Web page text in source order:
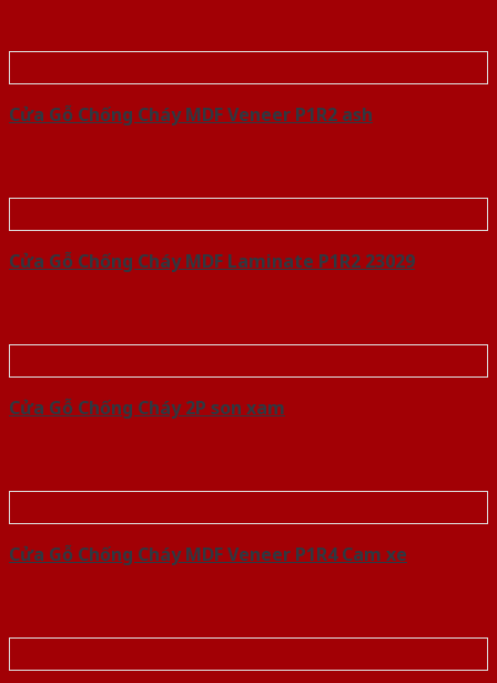
Cửa Gỗ Chống Cháy MDF Veneer P1R2 ash
Cửa Gỗ Chống Cháy MDF Laminate P1R2 23029
Cửa Gỗ Chống Cháy 2P son xam
Cửa Gỗ Chống Cháy MDF Veneer P1R4 Cam xe